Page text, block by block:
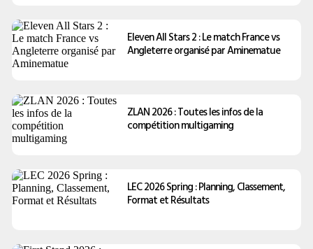
Eleven All Stars 2 : Le match France vs
Angleterre organisé par Aminematue
ZLAN 2026 : Toutes les infos de la
compétition multigaming
LEC 2026 Spring : Planning, Classement,
Format et Résultats